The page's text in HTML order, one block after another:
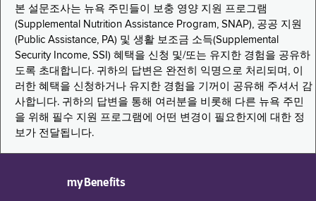
본 설문조사는 뉴욕 주민들이 보충 영양 지원 프로그램
(Supplemental Nutrition Assistance Program, SNAP), 공공 지원
(Public Assistance, PA) 및 생활 보조금 소득(Supplemental
Security Income, SSI) 혜택을 신청 및/또는 유지한 경험을 공유하
도록 초대합니다. 귀하의 답변은 완전히 익명으로 처리되며, 이
러한 혜택을 신청하거나 유지한 경험을 기꺼이 공유해 주셔서 감
사합니다. 귀하의 답변을 통해 여러분을 비롯해 다른 뉴욕 주민
을 위해 필수 지원 프로그램에 어떤 변경이 필요한지에 대한 정
보가 전달됩니다.
myBenefits